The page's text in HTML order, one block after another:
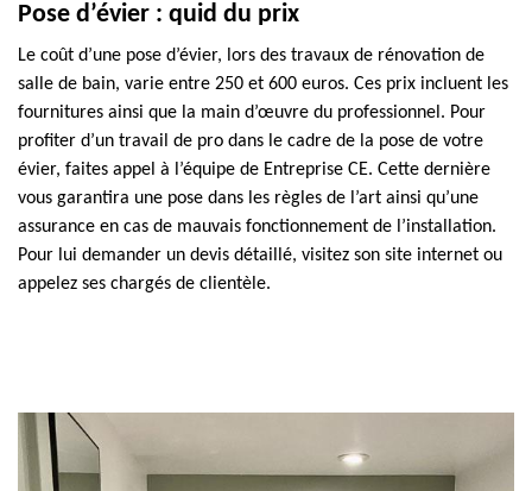
Pose d’évier : quid du prix
Le coût d’une pose d’évier, lors des travaux de rénovation de
salle de bain, varie entre 250 et 600 euros. Ces prix incluent les
fournitures ainsi que la main d’œuvre du professionnel. Pour
profiter d’un travail de pro dans le cadre de la pose de votre
évier, faites appel à l’équipe de Entreprise CE. Cette dernière
vous garantira une pose dans les règles de l’art ainsi qu’une
assurance en cas de mauvais fonctionnement de l’installation.
Pour lui demander un devis détaillé, visitez son site internet ou
appelez ses chargés de clientèle.